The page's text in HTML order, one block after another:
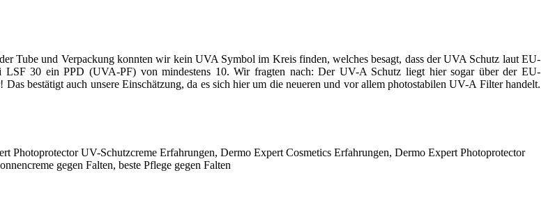
Tube und Verpackung konnten wir kein UVA Symbol im Kreis finden, welches besagt, dass der UVA Schutz laut EU-
LSF 30 ein PPD (UVA-PF) von mindestens 10. Wir fragten nach: Der UV-A Schutz liegt hier sogar über der EU-
bestätigt auch unsere Einschätzung, da es sich hier um die neueren und vor allem photostabilen UV-A Filter handelt.